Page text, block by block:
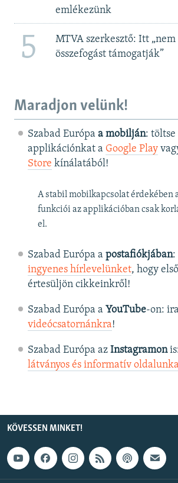
emlékezünk
5
MTVA szerkesztő: Itt
összefogást támogatják”
Maradjon velünk!
Szabad Európa a mobilján: töltse
applikációnkat a Google Play
Store kínálatából!
A stabil mobilkapcsolat érdekében
funkciói az applikációban csak
el.
Szabad Európa a postafiókjában:
ingyenes hírlevelünket, hogy
értesüljön cikkeinkről!
Szabad Európa a YouTube-on:
videócsatornánkra!
Szabad Európa az Instagramon
látványos és informatív
KÖVESSEN MINKET!